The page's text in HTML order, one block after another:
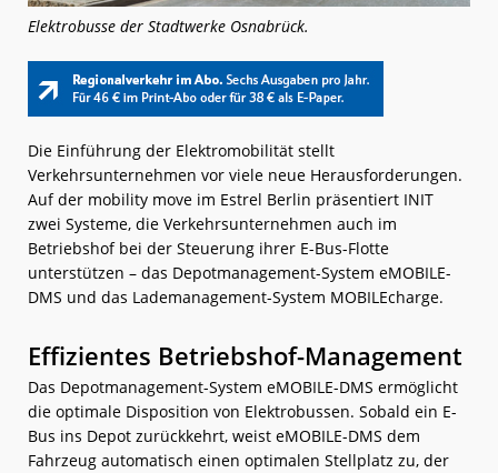
Elektrobusse der Stadtwerke Osnabrück.
Die Einführung der Elektromobilität stellt
Verkehrsunternehmen vor viele neue Herausforderungen.
Auf der mobility move im Estrel Berlin präsentiert INIT
zwei Systeme, die Verkehrsunternehmen auch im
Betriebshof bei der Steuerung ihrer E-Bus-Flotte
unterstützen – das Depotmanagement-System eMOBILE-
DMS und das Lademanagement-System MOBILEcharge.
Effizientes Betriebshof-Management
Das Depotmanagement-System eMOBILE-DMS ermöglicht
die optimale Disposition von Elektrobussen. Sobald ein E-
Bus ins Depot zurückkehrt, weist eMOBILE-DMS dem
Fahrzeug automatisch einen optimalen Stellplatz zu, der